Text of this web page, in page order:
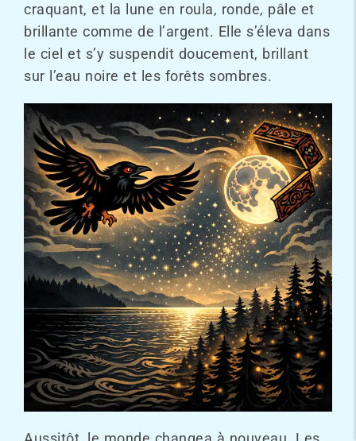
craquant, et la lune en roula, ronde, pâle et
brillante comme de l’argent. Elle s’éleva dans
le ciel et s’y suspendit doucement, brillant
sur l’eau noire et les forêts sombres.